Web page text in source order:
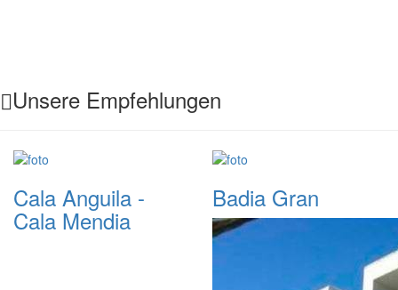
Unsere Empfehlungen
Cala Anguila -
Cala Mendia
Badia Gran